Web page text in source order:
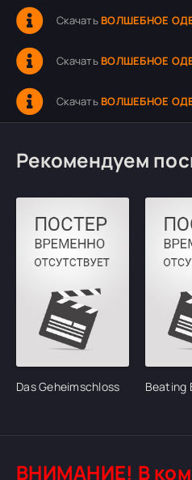
Скачать ВОЛШЕБНОЕ
Скачать ВОЛШЕБНОЕ
Скачать ВОЛШЕБНОЕ
Рекомендуем
Das Geheimschloss Beating
ВНИМАНИЕ! В